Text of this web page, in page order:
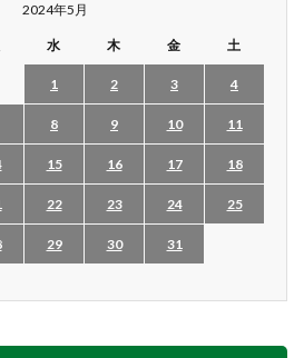
2024年5月
水 木 金 土
1 2 3 4
8 9 10 11
15 16 17 18
22 23 24 25
29 30
31